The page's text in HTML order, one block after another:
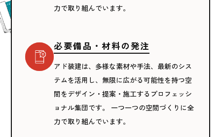
力で取り組んでいます。
必要備品・材料の発注
アド装建は、多様な素材や手法、最新のシス
テムを活用し、無限に広がる可能性を持つ空
間をデザイン・提案・施工するプロフェッシ
ョナル集団です。 一つ一つの空間づくりに全
力で取り組んでいます。